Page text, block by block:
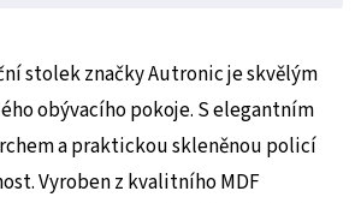
stolek značky Autronic je skvělým
obývacího pokoje. S elegantním
a praktickou skleněnou policí
Vyroben z kvalitního MDF